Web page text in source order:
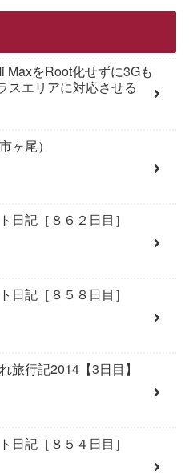
MaxをRoot化せずに3Gも
スエリアに対応させる
ヶ尾）
日記［８６２日目］
日記［８５８日目］
旅行記2014【3日目】
日記［８５４日目］